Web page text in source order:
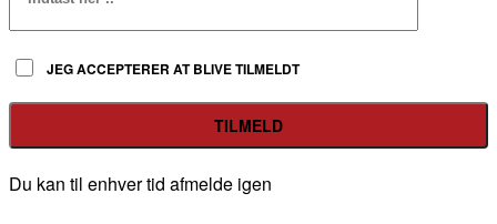
JEG ACCEPTERER AT BLIVE TILMELDT
Du kan til enhver tid afmelde igen